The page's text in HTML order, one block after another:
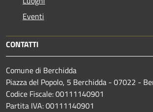
Eventi
CONTATTI
Comune di Berchidda
Piazza del Popolo, 5 Berchidda - 07022 -
Codice Fiscale: 00111140901
Partita IVA: 00111140901